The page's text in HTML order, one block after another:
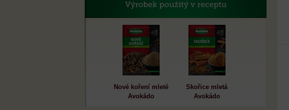
Nové koření mleté
Avokádo
Skořice mletá
Avokádo